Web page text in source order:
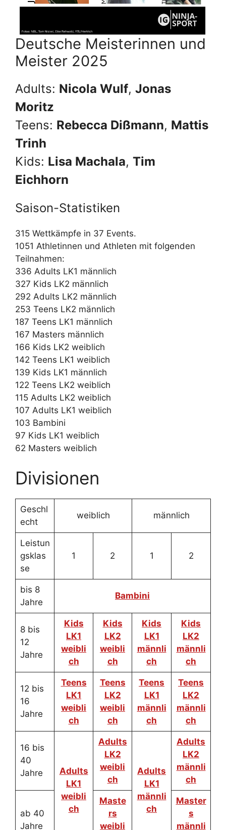
Deutsche Meisterinnen und
Meister 2025
Adults: Nicola Wulf, Jonas
Moritz
Teens: Rebecca Dißmann, Mattis
Trinh
Kids: Lisa Machala, Tim
Eichhorn
Saison-Statistiken
315 Wettkämpfe in 37 Events.
1051 Athletinnen und Athleten mit folgenden
Teilnahmen:
336 Adults LK1 männlich
327 Kids LK2 männlich
292 Adults LK2 männlich
253 Teens LK2 männlich
187 Teens LK1 männlich
167 Masters männlich
166 Kids LK2 weiblich
142 Teens LK1 weiblich
139 Kids LK1 männlich
122 Teens LK2 weiblich
115 Adults LK2 weiblich
107 Adults LK1 weiblich
103 Bambini
97 Kids LK1 weiblich
62 Masters weiblich
Divisionen
Geschl
echt
weiblich männlich
Leistun
gsklas
se
1 2 1 2
bis 8
Jahre
Bambini
8 bis
12
Jahre
Kids
LK1
weibli
ch
Kids
LK2
weibli
ch
Kids
LK1
männli
ch
Kids
LK2
männli
ch
12 bis
16
Jahre
Teens
LK1
weibli
ch
Teens
LK2
weibli
ch
Teens
LK1
männli
ch
Teens
LK2
männli
ch
16 bis
40
Jahre
Adults
LK1
weibli
ch
Adults
LK2
weibli
ch
Adults
LK1
männli
ch
Adults
LK2
männli
ch
ab 40
Jahre
Maste
rs
weibli
Master
s
männli